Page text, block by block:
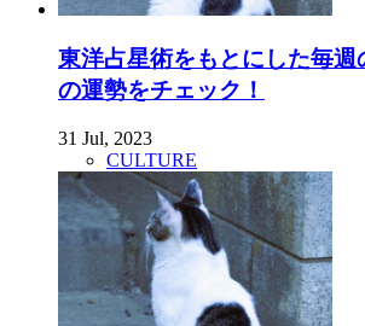
東洋占星術をもとにした毎週
の運勢をチェック！
31 Jul, 2023
CULTURE